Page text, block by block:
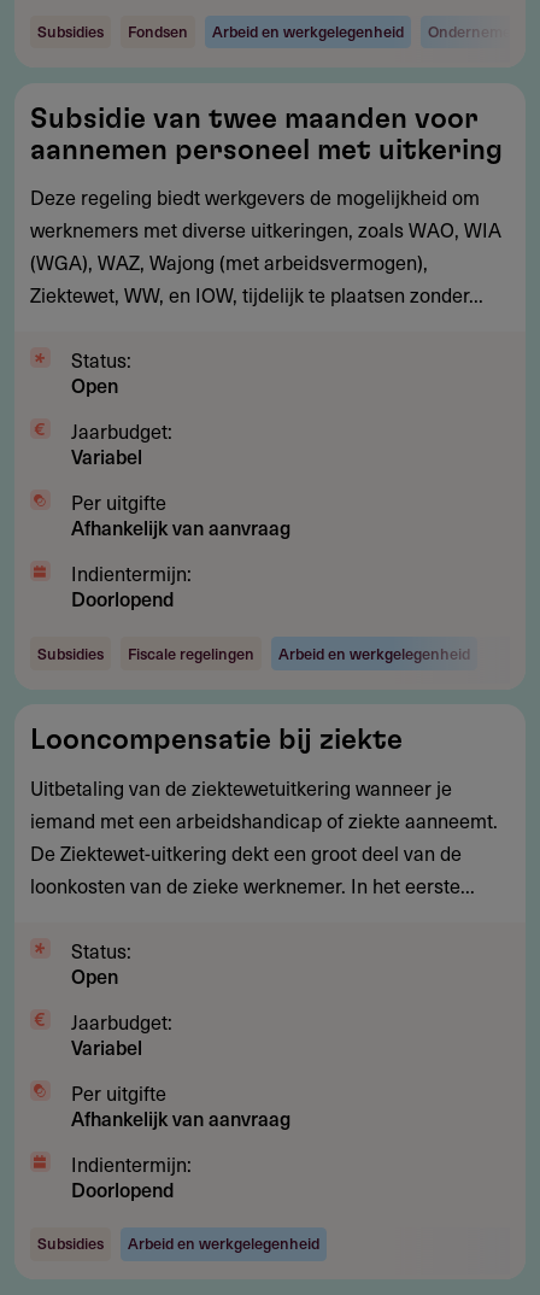
Subsidies Fondsen Arbeid en werkgelegenheid Ondernemen
van
twee
maanden
voor
aannemen
personeel
uitkering
Subsidie van twee maanden voor
aannemen personeel met uitkering
Deze regeling biedt werkgevers de mogelijkheid om
werknemers met diverse uitkeringen, zoals WAO, WIA
(WGA), WAZ, Wajong (met arbeidsvermogen),
Ziektewet, WW, en IOW, tijdelijk te plaatsen zonder...
Status:
Open
Jaarbudget:
Variabel
Per uitgifte
Afhankelijk van aanvraag
Indientermijn:
Doorlopend
Subsidies Fiscale regelingen Arbeid en werkgelegenheid
bij
ziekte
Looncompensatie bij ziekte
Uitbetaling van de ziektewetuitkering wanneer je
iemand met een arbeidshandicap of ziekte aanneemt.
De Ziektewet-uitkering dekt een groot deel van de
loonkosten van de zieke werknemer. In het eerste...
Status:
Open
Jaarbudget:
Variabel
Per uitgifte
Afhankelijk van aanvraag
Indientermijn:
Doorlopend
Subsidies Arbeid en werkgelegenheid